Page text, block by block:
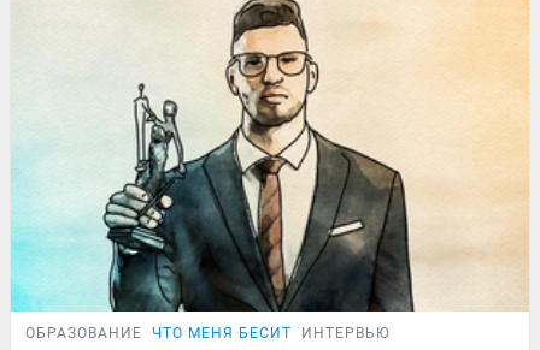
ОБРАЗОВАНИЕ ЧТО МЕНЯ БЕСИТ ИНТЕРВЬЮ